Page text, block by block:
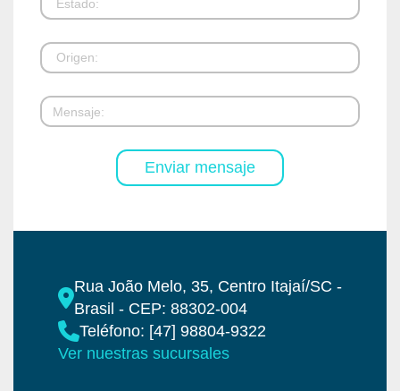
Rua João Melo, 35, Centro Itajaí/SC -
Brasil - CEP: 88302-004
Teléfono: [47] 98804-9322
Ver nuestras sucursales